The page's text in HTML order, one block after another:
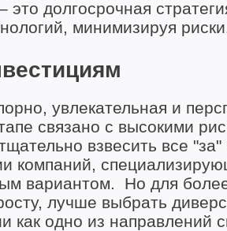
долгосрочная
минимизируя
увлекательная и
связано с высокими
взвесить все
компаний,
вариантом. Но для
лучше выбрать
как одно из направлений